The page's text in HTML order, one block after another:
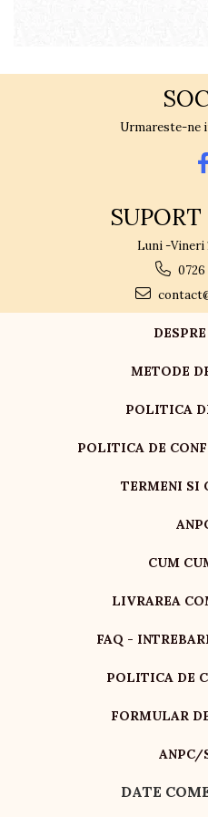
Urmareste-ne
Luni -Vineri
0726
METODE
POLITICA
POLITICA DE
TERMENI SI
CUM
LIVRAREA
FAQ -
POLITICA DE
FORMULAR
ANPC/
DATE